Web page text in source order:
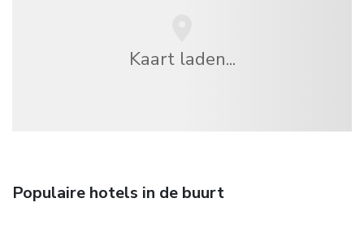
Kaart laden...
Populaire hotels in de buurt